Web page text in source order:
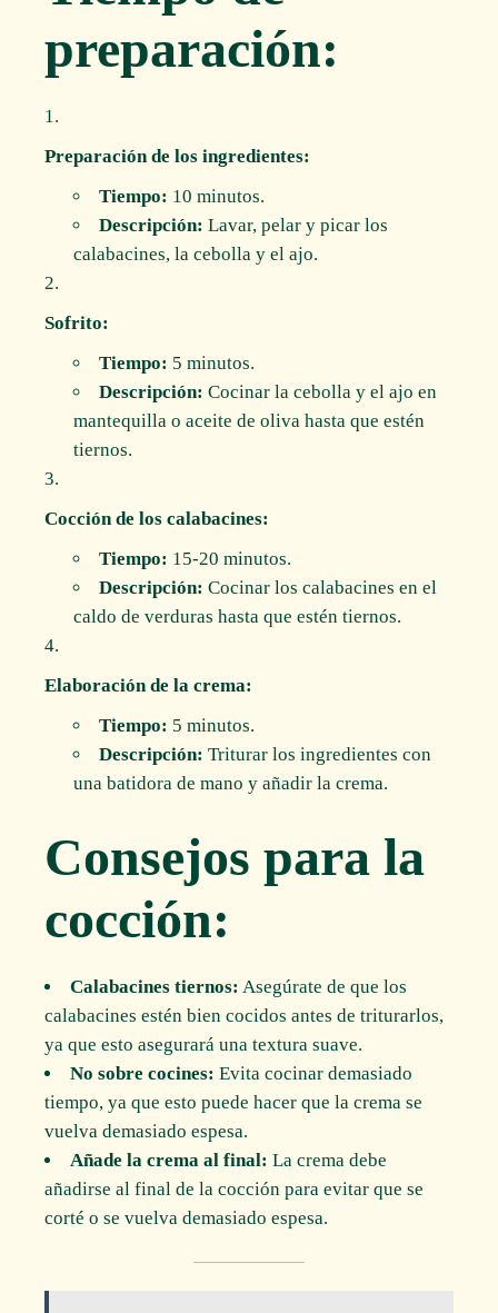
preparación:
Preparación de los ingredientes:
Tiempo: 10 minutos.
Descripción: Lavar, pelar y picar los
calabacines, la cebolla y el ajo.
Sofrito:
Tiempo: 5 minutos.
Descripción: Cocinar la cebolla y el ajo en
mantequilla o aceite de oliva hasta que estén
tiernos.
Cocción de los calabacines:
Tiempo: 15-20 minutos.
Descripción: Cocinar los calabacines en el
caldo de verduras hasta que estén tiernos.
Elaboración de la crema:
Tiempo: 5 minutos.
Descripción: Triturar los ingredientes con
una batidora de mano y añadir la crema.
Consejos para la
cocción:
Calabacines tiernos: Asegúrate de que los
calabacines estén bien cocidos antes de triturarlos,
ya que esto asegurará una textura suave.
No sobre cocines: Evita cocinar demasiado
tiempo, ya que esto puede hacer que la crema se
vuelva demasiado espesa.
Añade la crema al final: La crema debe
añadirse al final de la cocción para evitar que se
corté o se vuelva demasiado espesa.